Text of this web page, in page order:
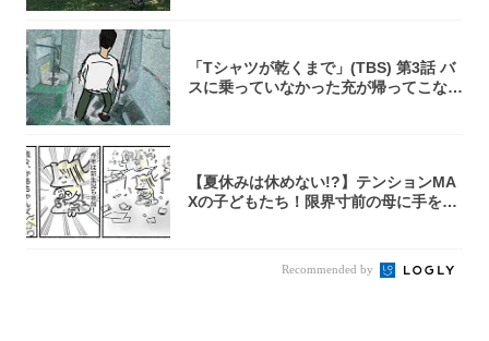
「Tシャツが乾くまで」(TBS) 第3話 バ
スに乗っていなかった充が帰ってこな
【夏休みは休めない!?】テンションMA
Xの子どもたち！限界寸前の母に手を差
Recommended by